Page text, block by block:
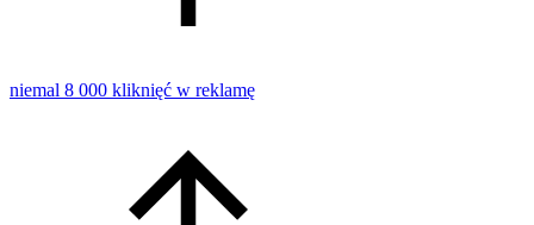
niemal 8 000 kliknięć w reklamę